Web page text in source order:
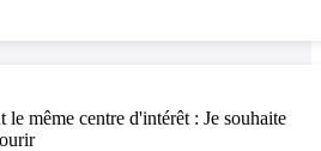
le même centre d'intérêt : Je souhaite